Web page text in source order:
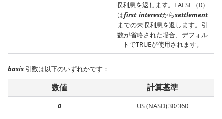
収利息を返します。FALSE（0）
はfirst_interestからsettlement
までの未収利息を返します。引
数が省略された場合、デフォル
トでTRUEが使用されます。
basis 引数は以下のいずれかです：
数値 計算基準
0 US (NASD) 30/360